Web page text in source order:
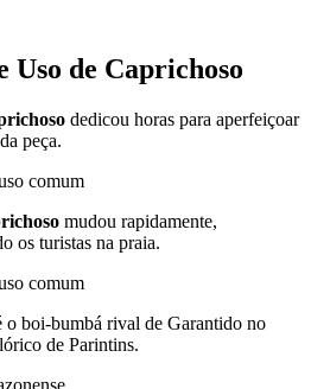
Uso de Caprichoso
dedicou horas para aperfeiçoar
peça.
comum
mudou rapidamente,
os turistas na praia.
comum
o boi-bumbá rival de Garantido no
de Parintins.